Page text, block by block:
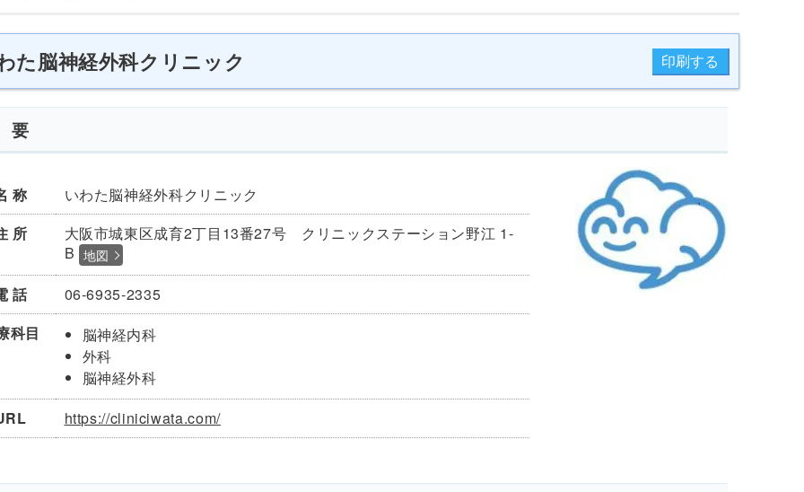
た脳神経外科クリニック
要
称
いわた脳神経外科クリニック
所
大阪市城東区成育2丁目13番27号 クリニックステーション野江 1-
B 地図
話
06-6935-2335
科目
脳神経内科
外科
脳神経外科
https://cliniciwata.com/